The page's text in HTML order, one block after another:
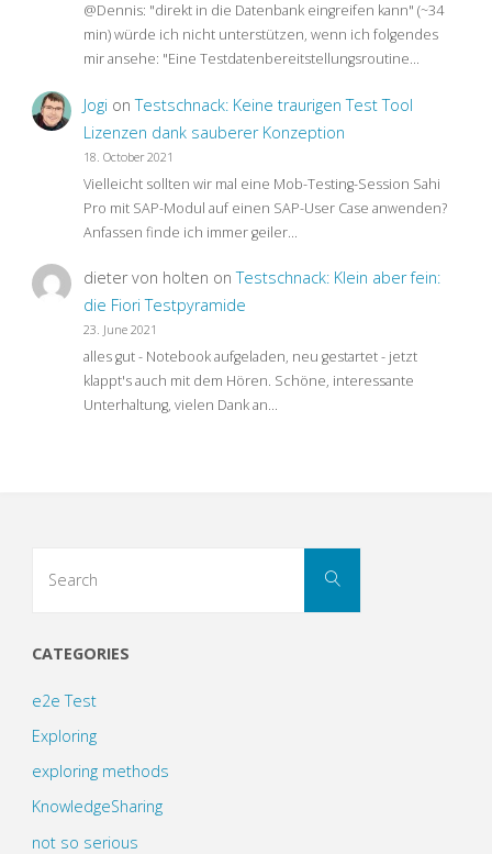
@Dennis: "direkt in die Datenbank eingreifen kann" (~34
min) würde ich nicht unterstützen, wenn ich folgendes
mir ansehe: "Eine Testdatenbereitstellungsroutine…
Jogi onTestschnack: Keine traurigen Test Tool
Lizenzen dank sauberer Konzeption
18. October 2021
Vielleicht sollten wir mal eine Mob-Testing-Session Sahi
Pro mit SAP-Modul auf einen SAP-User Case anwenden?
Anfassen finde ich immer geiler…
dieter von holten onTestschnack: Klein aber fein:
die Fiori Testpyramide
23. June 2021
alles gut - Notebook aufgeladen, neu gestartet - jetzt
klappt's auch mit dem Hören. Schöne, interessante
Unterhaltung, vielen Dank an…
Search
CATEGORIES
e2e Test
Exploring
exploring methods
KnowledgeSharing
not so serious